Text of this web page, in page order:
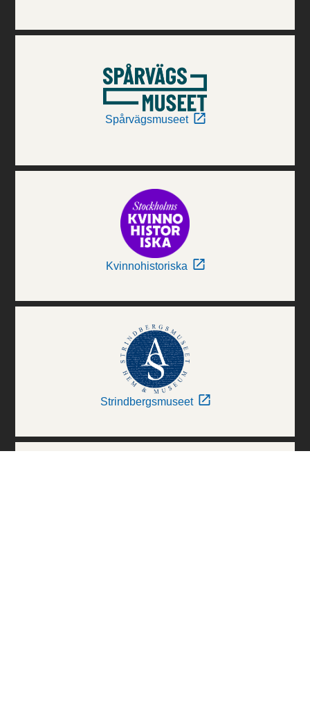
Spårvägsmuseet
Kvinnohistoriska
Strindbergsmuseet